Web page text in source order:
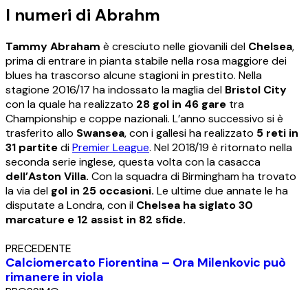
I numeri di Abrahm
Tammy Abraham è cresciuto nelle giovanili del Chelsea,
prima di entrare in pianta stabile nella rosa maggiore dei
blues ha trascorso alcune stagioni in prestito. Nella
stagione 2016/17 ha indossato la maglia del Bristol City
con la quale ha realizzato 28 gol in 46 gare tra
Championship e coppe nazionali. L’anno successivo si è
trasferito allo Swansea, con i gallesi ha realizzato 5 reti in
31 partitediPremier League. Nel 2018/19 è ritornato nella
seconda serie inglese, questa volta con la casacca
dell’Aston Villa. Con la squadra di Birmingham ha trovato
la via del gol in 25 occasioni. Le ultime due annate le ha
disputate a Londra, con il Chelsea ha siglato 30
marcature e 12 assist in 82 sfide.
PRECEDENTE
Calciomercato Fiorentina – Ora Milenkovic può
rimanere in viola